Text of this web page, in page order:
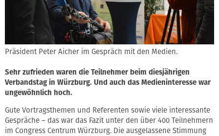
Präsident Peter Aicher im Gespräch mit den Medien.
Sehr zufrieden waren die Teilnehmer beim diesjährigen
Verbandstag in Würzburg. Und auch das Medieninteresse war
ungewöhnlich hoch.
Gute Vortragsthemen und Referenten sowie viele interessante
Gespräche – das war das Fazit unter den über 400 Teilnehmern
im Congress Centrum Würzburg. Die ausgelassene Stimmung